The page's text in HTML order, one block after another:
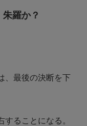
羅か？
、最後の決断を下
ることになる。